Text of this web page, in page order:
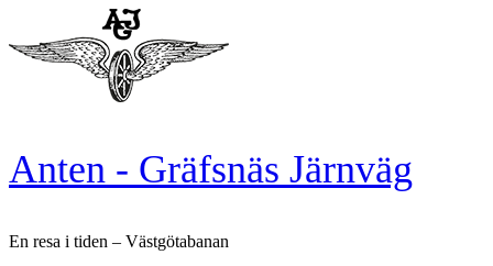
content
Anten - Gräfsnäs Järnväg
En resa i tiden – Västgötabanan